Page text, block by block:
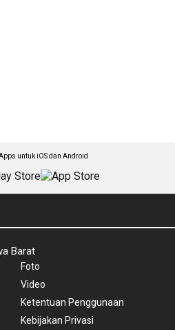
untuk iOS dan Android
Barat
Foto
Video
Ketentuan Penggunaan
Kebijakan Privasi